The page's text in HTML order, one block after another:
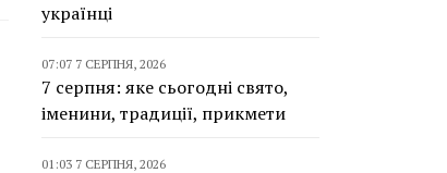
українці
07:07 7 СЕРПНЯ, 2026
7 серпня: яке сьогодні свято,
іменини, традиції, прикмети
01:03 7 СЕРПНЯ, 2026